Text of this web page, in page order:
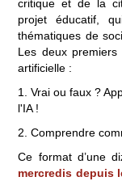
critique et de la
projet éducatif,
thématiques de
Les deux premiers
artificielle :
1. Vrai ou faux ?
l'IA !
2. Comprendre
Ce format d’une
mercredis depuis